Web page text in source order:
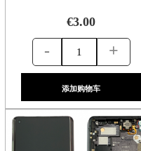
€3.00
- +
添加购物车